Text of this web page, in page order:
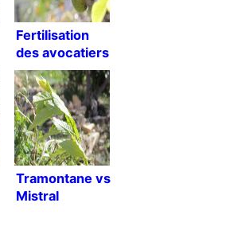
Fertilisation
des avocatiers
[Traduction]
Tramontane vs
Mistral